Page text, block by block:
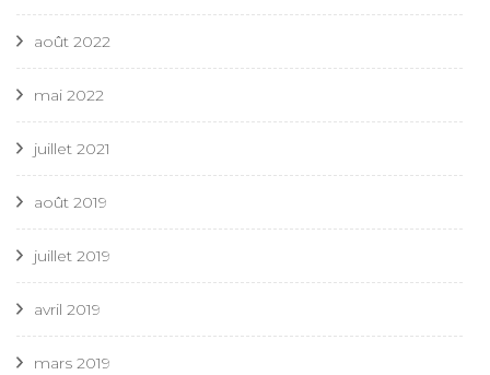
août 2022
mai 2022
juillet 2021
août 2019
juillet 2019
avril 2019
mars 2019